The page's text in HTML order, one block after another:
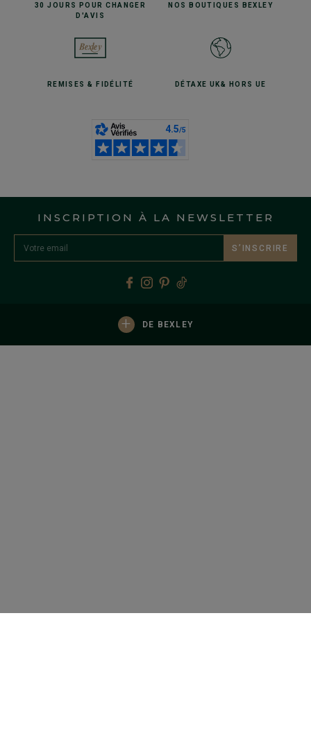
30 JOURS POURCHANGER
D'AVIS
NOS BOUTIQUES BEXLEY
REMISES& FIDÉLITÉ DÉTAXE UK& HORS UE
INSCRIPTION À LA NEWSLETTER
S’INSCRIRE
+ DE BEXLEY